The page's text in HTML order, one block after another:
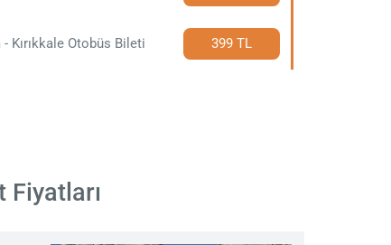
Kırıkkale Otobüs Bileti 399 TL